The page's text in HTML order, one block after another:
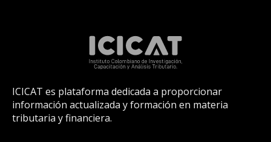
ICICAT es plataforma dedicada a proporcionar
información actualizada y formación en materia
tributaria y financiera.